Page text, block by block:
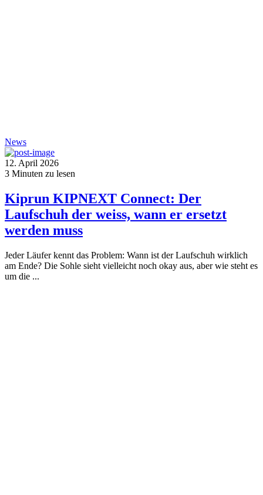
News
12. April 2026
3 Minuten zu lesen
Kiprun KIPNEXT Connect: Der
Laufschuh der weiss, wann er ersetzt
werden muss
Jeder Läufer kennt das Problem: Wann ist der Laufschuh wirklich
am Ende? Die Sohle sieht vielleicht noch okay aus, aber wie steht es
um die ...